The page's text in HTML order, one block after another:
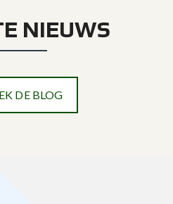
NIEUWS
DE BLOG